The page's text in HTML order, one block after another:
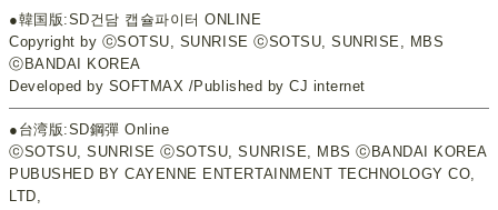
●韓国版:SD건담 캡슐파이터 ONLINE
Copyright by ⓒSOTSU, SUNRISE ⓒSOTSU, SUNRISE, MBS
ⓒBANDAI KOREA
Developed by SOFTMAX /Published by CJ internet
●台湾版:SD鋼彈 Online
ⓒSOTSU, SUNRISE ⓒSOTSU, SUNRISE, MBS ⓒBANDAI KOREA
PUBUSHED BY CAYENNE ENTERTAINMENT TECHNOLOGY CO,
LTD,